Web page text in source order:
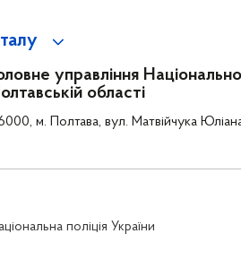
управління
області
м. Полтава, вул. Матвійчука
поліція України